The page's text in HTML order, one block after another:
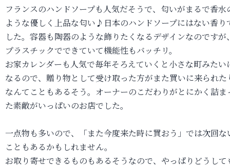
フランスのハンドソープも人気だそうで、匂いがまるで香水
ような優しく上品な匂い♪日本のハンドソープにはない香り
した。容器も陶器のような飾りたくなるデザインなのですが
プラスチックでできていて機能性もバッチリ。
お家カレンダーも人気で毎年そろえていくと小さな町みたい
なるので、贈り物として受け取った方がまた買いに来られた
なんてこともあるそう。オーナーのこだわりがとにかく詰ま
た素敵がいっぱいのお店でした。
一点物も多いので、「また今度来た時に買おう」では次回な
こともあるかもしれません。
お取り寄せできるものもあるそうなので、やっぱりどうして